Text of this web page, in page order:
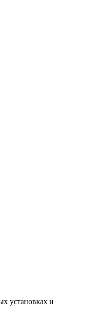
установках и